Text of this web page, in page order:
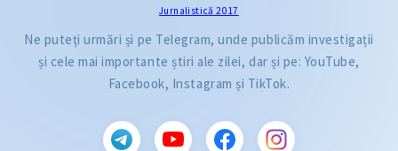
Jurnalistică 2017
Ne puteți urmări și pe Telegram, unde publicăm investigații
și cele mai importante știri ale zilei, dar și pe: YouTube,
Facebook, Instagram și TikTok.